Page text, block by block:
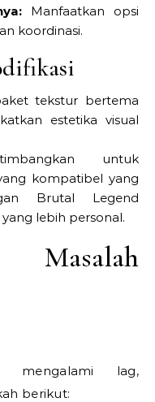
Manfaatkan opsi
koordinasi.
tekstur bertema
estetika visual
untuk
kompatibel yang
Brutal Legend
lebih personal.
Masalah
lag,
berikut: